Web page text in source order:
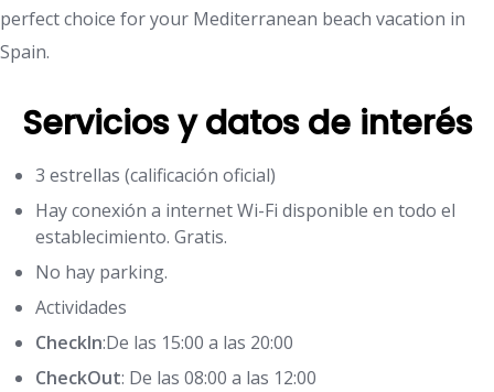
perfect choice for your Mediterranean beach vacation in
Spain.
Servicios y datos de interés
3 estrellas (calificación oficial)
Hay conexión a internet Wi-Fi disponible en todo el
establecimiento. Gratis.
No hay parking.
Actividades
CheckIn:De las 15:00 a las 20:00
CheckOut: De las 08:00 a las 12:00